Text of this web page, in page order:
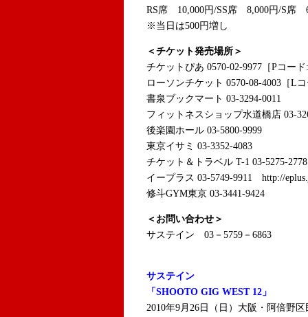
RS席 10,000円/SS席 8,000円/S席
※当日は500円増し
＜チケット発売場所＞
チケットぴあ 0570-02-9977［Pコード
ローソンチケット 0570-08-4003［L
書泉ブックマート 03-3294-0011
フィットネスショップ水道橋店 03-
後楽園ホール 03-5800-9999
東京イサミ 03-3352-4083
チケット＆トラベル T-1 03-5275-
イープラス 03-5749-9911 http://
修斗GYM東京 03-3441-9424
＜お問い合わせ＞
サステイン 03－5759－6863
サステイン
「SHOOTO GIG WEST 12」
2010年9月26日（日）大阪・阿倍野